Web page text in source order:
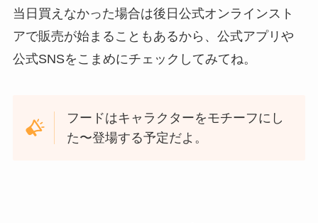
当日買えなかった場合は後日公式オンラインスト
アで販売が始まることもあるから、公式アプリや
公式SNSをこまめにチェックしてみてね。
フードはキャラクターをモチーフにし
た〜登場する予定だよ。